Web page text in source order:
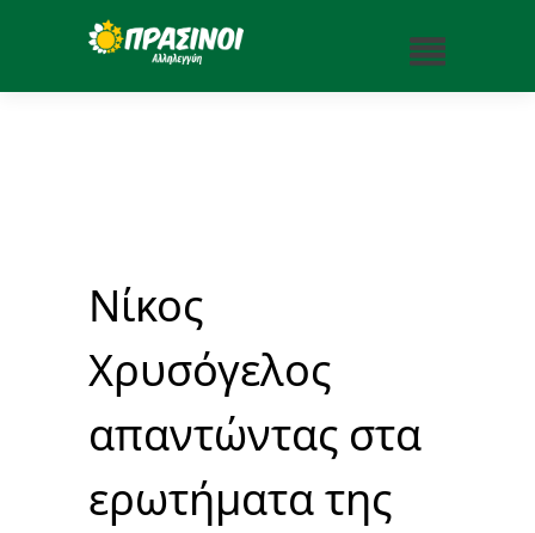
Νίκος
Χρυσόγελος
απαντώντας στα
ερωτήματα της